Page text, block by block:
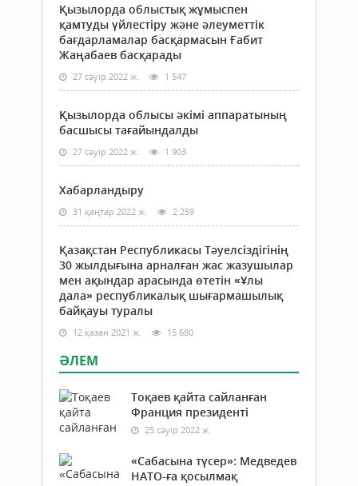
Қызылорда облыстық жұмыспен
қамтуды үйлестіру және әлеуметтік
бағдарламалар басқармасын Ғабит
Жаңабаев басқарады
27 сәуір 2022 ж. 1 547
Қызылорда облысы әкімі аппаратының
басшысы тағайындалды
27 сәуір 2022 ж. 1 903
Хабарландыру
31 қаңтар 2022 ж. 2 259
Қазақстан Республикасы Тәуелсіздігінің
30 жылдығына арналған жас жазушылар
мен ақындар арасында өтетін «Ұлы
дала» республикалық шығармашылық
байқауы туралы
12 қазан 2021 ж. 15 680
ӘЛЕМ
Тоқаев қайта сайланған
Франция президенті
25 сәуір 2022 ж.
«Сабасына түсер»: Медведев
НАТО-ға қосылмақ